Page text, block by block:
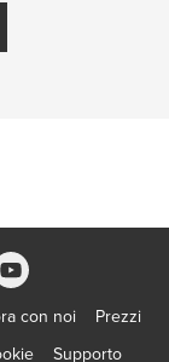
con noi
Prezzi
Supporto